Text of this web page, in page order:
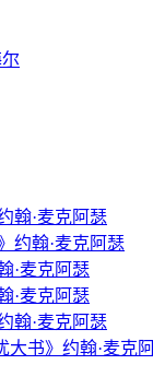
翰·麦克阿瑟
约翰·麦克阿瑟
·麦克阿瑟
·麦克阿瑟
翰·麦克阿瑟
书》约翰·麦克